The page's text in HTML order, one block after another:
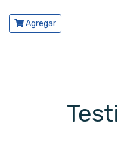
Ver producto
Agregar